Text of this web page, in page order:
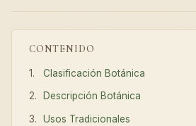
CONTENIDO
Clasificación Botánica
Descripción Botánica
Usos Tradicionales